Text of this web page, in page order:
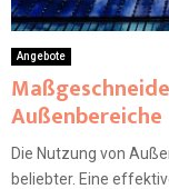
Angebote
Außenbereiche
Die Nutzung von
beliebter. Eine